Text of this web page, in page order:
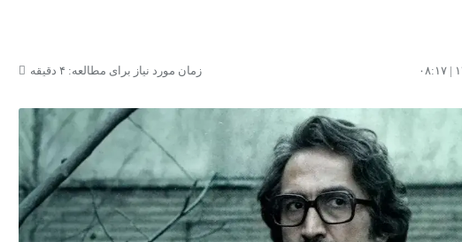
زمان مورد نیاز برای مطالعه: ۴ دقیقه ۱۲۵,۵۰۰,۰۰۰ ۱۳۱,۶۰۰,۰۰۰ تومان